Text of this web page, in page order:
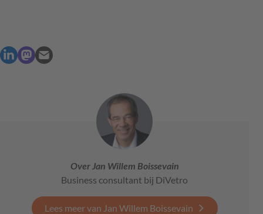
Over Jan Willem Boissevain
Business consultant bij DiVetro
Lees meer van Jan Willem Boissevain